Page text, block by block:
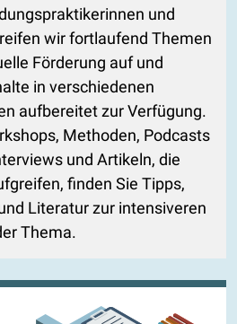
und
wir fortlaufend Themen
Förderung auf und
in verschiedenen
aufbereitet zur Verfügung.
Methoden, Podcasts
und Artikeln, die
finden Sie Tipps,
Literatur zur intensiveren
Thema.